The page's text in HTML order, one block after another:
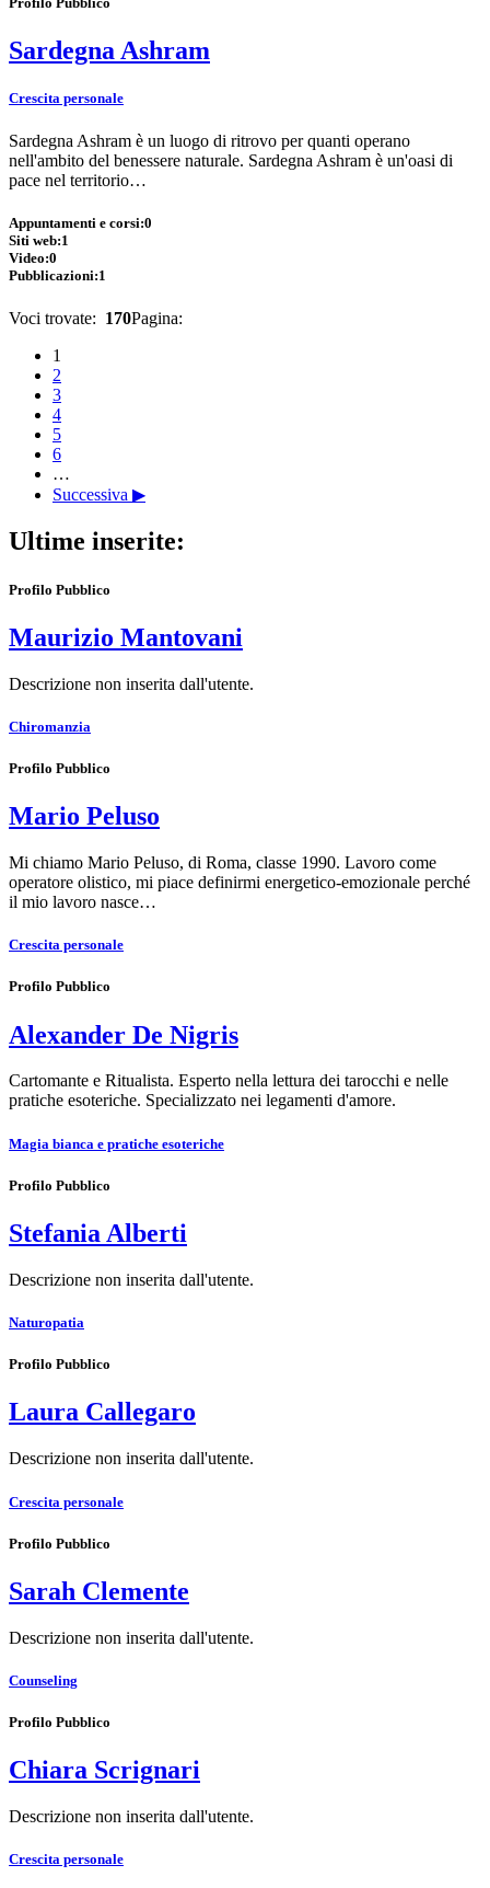
Sardegna Ashram
Crescita personale
Sardegna Ashram è un luogo di ritrovo per quanti operano
nell'ambito del benessere naturale. Sardegna Ashram è un'oasi di
pace nel territorio…
Appuntamenti e corsi:0
Siti web:1
Video:0
Pubblicazioni:1
Voci trovate: 170Pagina:
1
2
3
4
5
6
…
Successiva ▶
Ultime inserite:
Profilo Pubblico
Maurizio Mantovani
Descrizione non inserita dall'utente.
Chiromanzia
Profilo Pubblico
Mario Peluso
Mi chiamo Mario Peluso, di Roma, classe 1990. Lavoro come
operatore olistico, mi piace definirmi energetico-emozionale perché
il mio lavoro nasce…
Crescita personale
Profilo Pubblico
Alexander De Nigris
Cartomante e Ritualista. Esperto nella lettura dei tarocchi e nelle
pratiche esoteriche. Specializzato nei legamenti d'amore.
Magia bianca e pratiche esoteriche
Profilo Pubblico
Stefania Alberti
Descrizione non inserita dall'utente.
Naturopatia
Profilo Pubblico
Laura Callegaro
Descrizione non inserita dall'utente.
Crescita personale
Profilo Pubblico
Sarah Clemente
Descrizione non inserita dall'utente.
Counseling
Profilo Pubblico
Chiara Scrignari
Descrizione non inserita dall'utente.
Crescita personale